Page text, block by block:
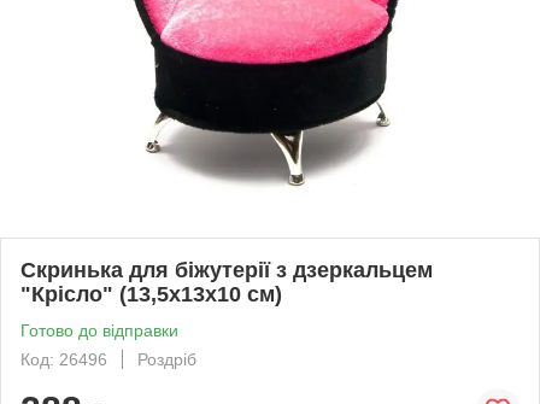
Скринька для біжутерії з дзеркальцем
"Крісло" (13,5х13х10 см)
Готово до відправки
Код: 26496
Роздріб